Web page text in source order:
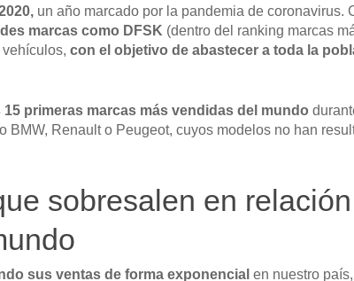
un año marcado por la pandemia de coronavirus.
marcas como DFSK (dentro del ranking marcas
con el objetivo de abastecer a toda la
primeras marcas más vendidas del mundo
BMW, Renault o Peugeot, cuyos modelos no han
sobresalen en
sus ventas de forma exponencial en nuestro